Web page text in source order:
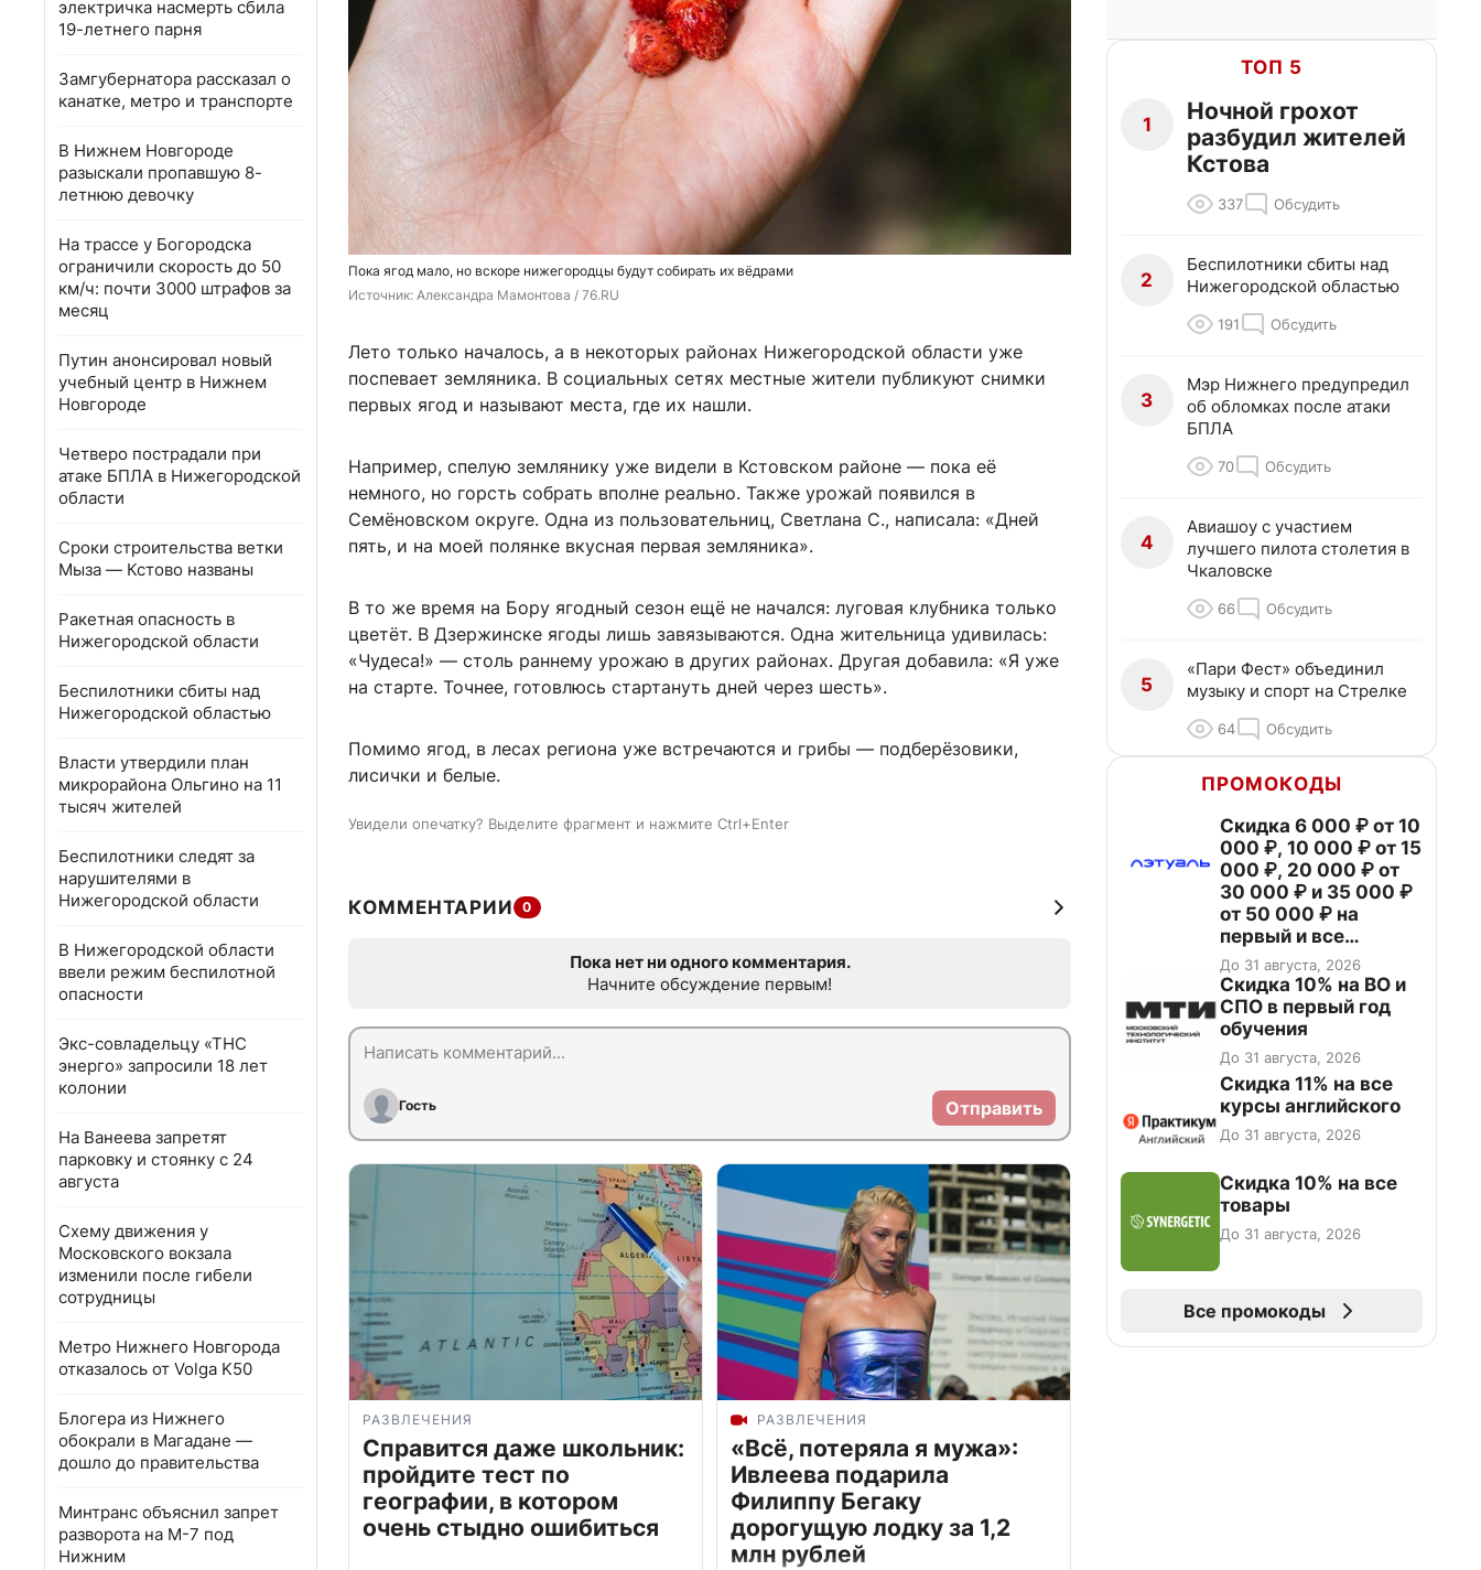
электричка насмерть сбила
19-летнего парня
Замгубернатора рассказал о
канатке, метро и транспорте
В Нижнем Новгороде
разыскали пропавшую 8-
летнюю девочку
На трассе у Богородска
ограничили скорость до 50
км/ч: почти 3000 штрафов за
месяц
Путин анонсировал новый
учебный центр в Нижнем
Новгороде
Четверо пострадали при
атаке БПЛА в Нижегородской
области
Сроки строительства ветки
Мыза — Кстово названы
Ракетная опасность в
Нижегородской области
Беспилотники сбиты над
Нижегородской областью
Власти утвердили план
микрорайона Ольгино на 11
тысяч жителей
Беспилотники следят за
нарушителями в
Нижегородской области
В Нижегородской области
ввели режим беспилотной
опасности
Экс-совладельцу «ТНС
энерго» запросили 18 лет
колонии
На Ванеева запретят
парковку и стоянку с 24
августа
Схему движения у
Московского вокзала
изменили после гибели
сотрудницы
Метро Нижнего Новгорода
отказалось от Volga K50
Блогера из Нижнего
обокрали в Магадане —
дошло до правительства
Минтранс объяснил запрет
разворота на М-7 под
Нижним
Пока ягод мало, но вскоре нижегородцы будут собирать их вёдрами
Источник: Александра Мамонтова / 76.RU
Лето только началось, а в некоторых районах Нижегородской области уже
поспевает земляника. В социальных сетях местные жители публикуют снимки
первых ягод и называют места, где их нашли.
Например, спелую землянику уже видели в Кстовском районе — пока её
немного, но горсть собрать вполне реально. Также урожай появился в
Семёновском округе. Одна из пользовательниц, Светлана С., написала: «Дней
пять, и на моей полянке вкусная первая земляника».
В то же время на Бору ягодный сезон ещё не начался: луговая клубника только
цветёт. В Дзержинске ягоды лишь завязываются. Одна жительница удивилась:
«Чудеса!» — столь раннему урожаю в других районах. Другая добавила: «Я уже
на старте. Точнее, готовлюсь стартануть дней через шесть».
Помимо ягод, в лесах региона уже встречаются и грибы — подберёзовики,
лисички и белые.
Увидели опечатку? Выделите фрагмент и нажмите Ctrl+Enter
КОММЕНТАРИИ 0
Пока нет ни одного комментария.
Начните обсуждение первым!
Гость Отправить
РАЗВЛЕЧЕНИЯ
Справится даже школьник:
пройдите тест по
географии, в котором
очень стыдно ошибиться
РАЗВЛЕЧЕНИЯ
«Всё, потеряла я мужа»:
Ивлеева подарила
Филиппу Бегаку
дорогущую лодку за 1,2
млн рублей
ТОП 5
1
Ночной грохот
разбудил жителей
Кстова
337 Обсудить
2
Беспилотники сбиты над
Нижегородской областью
191 Обсудить
3
Мэр Нижнего предупредил
об обломках после атаки
БПЛА
70 Обсудить
4
Авиашоу с участием
лучшего пилота столетия в
Чкаловске
66 Обсудить
5
«Пари Фест» объединил
музыку и спорт на Стрелке
64 Обсудить
ПРОМОКОДЫ
Скидка 6 000 ₽ от 10
000 ₽, 10 000 ₽ от 15
000 ₽, 20 000 ₽ от
30 000 ₽ и 35 000 ₽
от 50 000 ₽ на
первый и все
повторные заказы по
промокоду НАБЕРИ
До 31 августа, 2026
Скидка 10% на ВО и
СПО в первый год
обучения
До 31 августа, 2026
Скидка 11% на все
курсы английского
До 31 августа, 2026
Скидка 10% на все
товары
До 31 августа, 2026
Все промокоды